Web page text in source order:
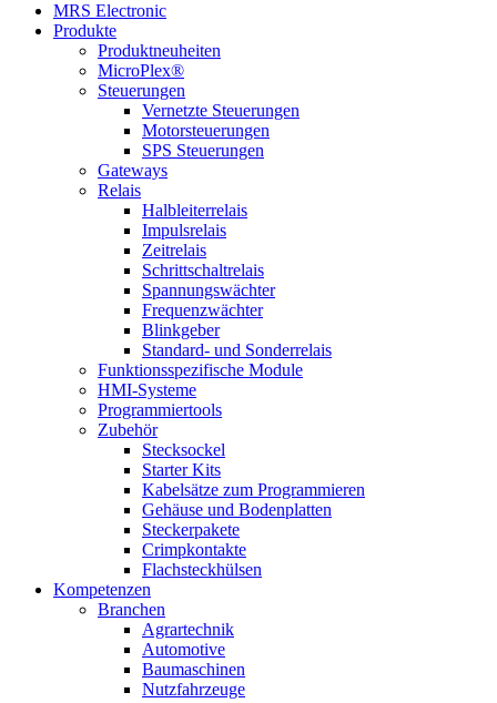
MRS Electronic
Produkte
Produktneuheiten
MicroPlex®
Steuerungen
Vernetzte Steuerungen
Motorsteuerungen
SPS Steuerungen
Gateways
Relais
Halbleiterrelais
Impulsrelais
Zeitrelais
Schrittschaltrelais
Spannungswächter
Frequenzwächter
Blinkgeber
Standard- und Sonderrelais
Funktionsspezifische Module
HMI-Systeme
Programmiertools
Zubehör
Stecksockel
Starter Kits
Kabelsätze zum Programmieren
Gehäuse und Bodenplatten
Steckerpakete
Crimpkontakte
Flachsteckhülsen
Kompetenzen
Branchen
Agrartechnik
Automotive
Baumaschinen
Nutzfahrzeuge